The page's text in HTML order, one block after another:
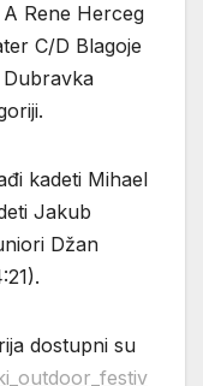
Rene Herceg
C/D Blagoje
Dubravka
kadeti Mihael
Jakub
Džan
dostupni su